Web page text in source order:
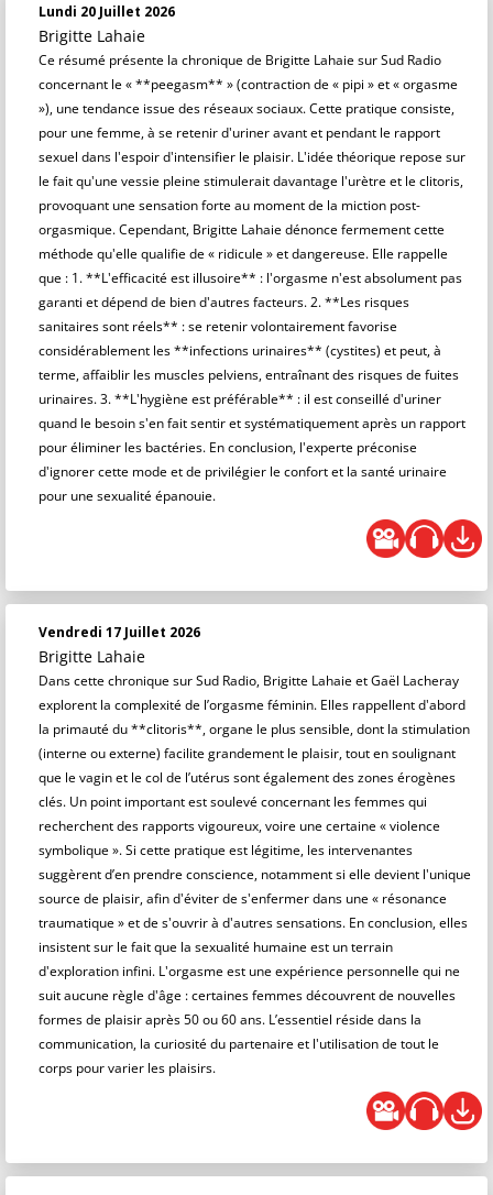
Lundi 20 Juillet 2026
Brigitte Lahaie
Ce résumé présente la chronique de Brigitte Lahaie sur Sud Radio
concernant le « **peegasm** » (contraction de « pipi » et « orgasme
»), une tendance issue des réseaux sociaux. Cette pratique consiste,
pour une femme, à se retenir d'uriner avant et pendant le rapport
sexuel dans l'espoir d'intensifier le plaisir. L'idée théorique repose sur
le fait qu'une vessie pleine stimulerait davantage l'urètre et le clitoris,
provoquant une sensation forte au moment de la miction post-
orgasmique. Cependant, Brigitte Lahaie dénonce fermement cette
méthode qu'elle qualifie de « ridicule » et dangereuse. Elle rappelle
que : 1. **L'efficacité est illusoire** : l'orgasme n'est absolument pas
garanti et dépend de bien d'autres facteurs. 2. **Les risques
sanitaires sont réels** : se retenir volontairement favorise
considérablement les **infections urinaires** (cystites) et peut, à
terme, affaiblir les muscles pelviens, entraînant des risques de fuites
urinaires. 3. **L'hygiène est préférable** : il est conseillé d'uriner
quand le besoin s'en fait sentir et systématiquement après un rapport
pour éliminer les bactéries. En conclusion, l'experte préconise
d'ignorer cette mode et de privilégier le confort et la santé urinaire
pour une sexualité épanouie.
Vendredi 17 Juillet 2026
Brigitte Lahaie
Dans cette chronique sur Sud Radio, Brigitte Lahaie et Gaël Lacheray
explorent la complexité de l’orgasme féminin. Elles rappellent d'abord
la primauté du **clitoris**, organe le plus sensible, dont la stimulation
(interne ou externe) facilite grandement le plaisir, tout en soulignant
que le vagin et le col de l’utérus sont également des zones érogènes
clés. Un point important est soulevé concernant les femmes qui
recherchent des rapports vigoureux, voire une certaine « violence
symbolique ». Si cette pratique est légitime, les intervenantes
suggèrent d’en prendre conscience, notamment si elle devient l'unique
source de plaisir, afin d'éviter de s'enfermer dans une « résonance
traumatique » et de s'ouvrir à d'autres sensations. En conclusion, elles
insistent sur le fait que la sexualité humaine est un terrain
d'exploration infini. L'orgasme est une expérience personnelle qui ne
suit aucune règle d'âge : certaines femmes découvrent de nouvelles
formes de plaisir après 50 ou 60 ans. L’essentiel réside dans la
communication, la curiosité du partenaire et l'utilisation de tout le
corps pour varier les plaisirs.